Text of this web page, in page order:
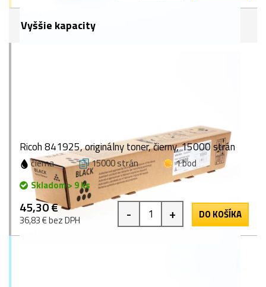
Vyššie kapacity
Ricoh 841925, originálny toner, čierny, 15000 strán
čierna 15000 strán
1 bod
Skladom > 9 ks
45,30 €
36,83 € bez DPH - + DO KOŠÍKA